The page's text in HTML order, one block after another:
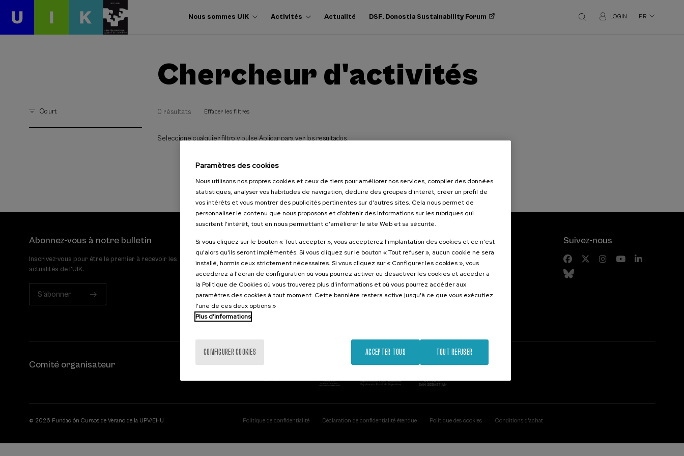
Nous sommes UIK Activités Actualité DSF. Donostia Sustainability Forum LOGIN FR
Chercheur d'activités
Court 0 résultats Effacer les filtres
Seleccione cualquier filtro y pulse Aplicar para ver los resultados
Abonnez-vous à notre bulletin
Inscrivez-vous pour être le premier à recevoir les
actualités de l'UIK.
S'abonner
Contact
20007 Donostia / San Sebastián
Contactez-nous!
Intéressant...
Activités précédentes
Suivez-nous
Comité organisateur
© 2026 Fundación Cursos de Verano de la UPV/EHU Politique de confidentialité Déclaration de confidentialité étendue Politique des cookies Conditions d'achat
Paramètres des cookies
Nous utilisons nos propres cookies et ceux de tiers pour améliorer nos services, compiler des données
statistiques, analyser vos habitudes de navigation, déduire des groupes d’intérêt, créer un profil de
vos intérêts et vous montrer des publicités pertinentes sur d’autres sites. Cela nous permet de
personnaliser le contenu que nous proposons et d’obtenir des informations sur les rubriques qui
suscitent l’intérêt, tout en nous permettant d’améliorer le site Web et sa sécurité.
Si vous cliquez sur le bouton « Tout accepter », vous accepterez l'implantation des cookies et ce n'est
qu'alors qu'ils seront implémentés. Si vous cliquez sur le bouton « Tout refuser », aucun cookie ne sera
installé, hormis ceux strictement nécessaires. Si vous cliquez sur « Configurer les cookies », vous
accéderez à l'écran de configuration où vous pourrez activer ou désactiver les cookies et accéder à
la Politique de Cookies où vous trouverez plus d'informations et où vous pourrez accéder aux
paramètres des cookies à tout moment. Cette bannière restera active jusqu'à ce que vous exécutiez
l'une de ces deux options »
Plus d'informations
CONFIGURER COOKIES TOUT REFUSER
ACCEPTER TOUS